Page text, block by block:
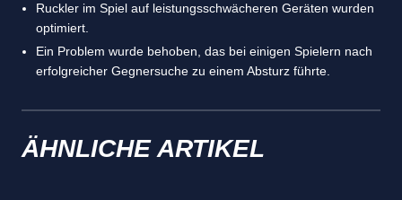
Ruckler im Spiel auf leistungsschwächeren Geräten wurden
optimiert.
Ein Problem wurde behoben, das bei einigen Spielern nach
erfolgreicher Gegnersuche zu einem Absturz führte.
ÄHNLICHE ARTIKEL